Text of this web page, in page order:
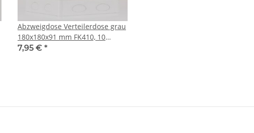
Abzweigdose Verteilerdose grau
180x180x91 mm FK410, 10
7,95 € *